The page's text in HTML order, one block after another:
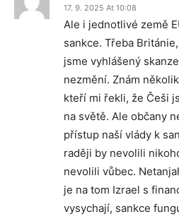
17. 9. 2025 At 10:08
Ale i jednotlivé země
sankce. Třeba
jsme vyhlášený
nezmění. Znám
kteří mi řekli, že Češi
na světě. Ale občany
přístup naší vlády k
raději by nevolili
nevolili vůbec.
je na tom Izrael s
vysychají, sankce